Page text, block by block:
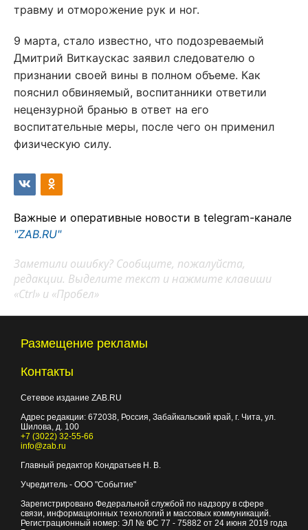
травму и отморожение рук и ног.
9 марта, стало известно, что подозреваемый
Дмитрий Виткаускас заявил следователю о
признании своей вины в полном объеме. Как
пояснил обвиняемый, воспитанники ответили
нецензурной бранью в ответ на его
воспитательные меры, после чего он применил
физическую силу.
Важные и оперативные новости в telegram-канале
"ZAB.RU"
Заметили ошибку? Сообщите, пожалуйста,
редакции. Выделите текст и нажмите клавиши
«Ctrl» и «Пробел»
Размещение рекламы
Контакты
Сетевое издание ZAB.RU
Адрес редакции: 672038, Россия, Забайкальский край, г. Чита, ул.
Шилова, д. 100
+7 (3022) 32-55-66
info@zab.ru
Главный редактор Кондратьев Н. В.
Учредитель - ООО "Событие"
Зарегистрировано Федеральной службой по надзору в сфере
связи, информационных технологий и массовых коммуникаций.
Регистрационный номер: ЭЛ № ФС 77 - 75882 от 24 июня 2019 года